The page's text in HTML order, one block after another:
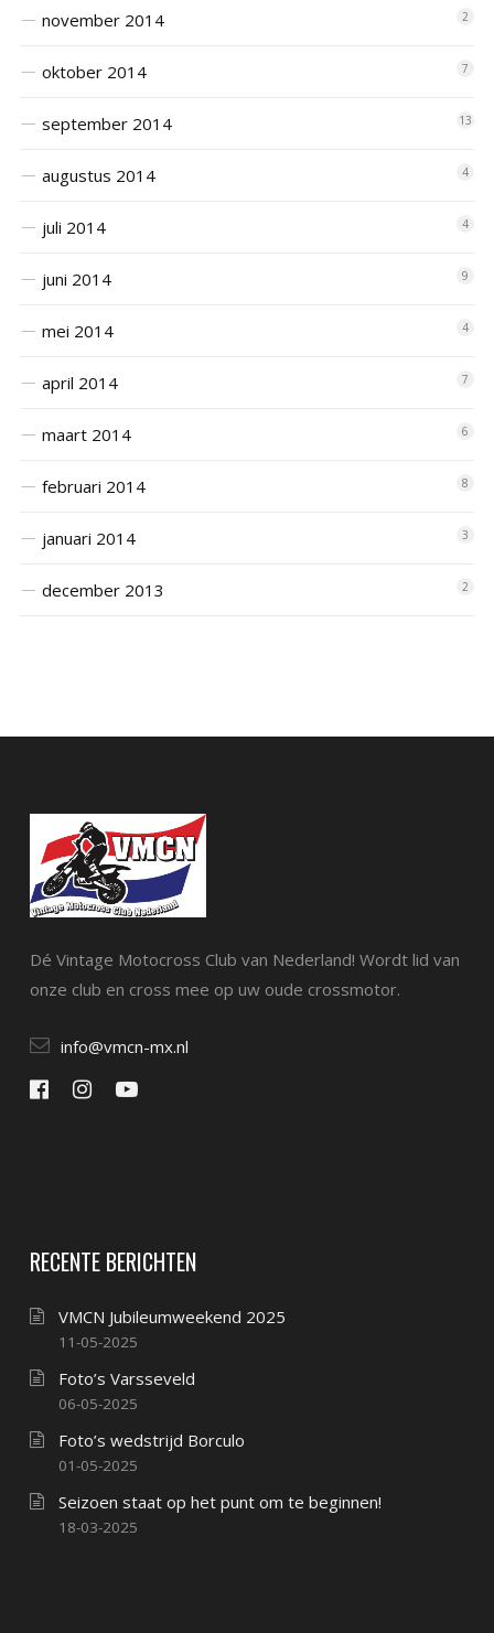
november 2014 2
oktober 2014 7
september 2014 13
augustus 2014 4
juli 2014 4
juni 2014 9
mei 2014 4
april 2014 7
maart 2014 6
februari 2014 8
januari 2014 3
december 2013 2
Dé Vintage Motocross Club van Nederland! Wordt lid van
onze club en cross mee op uw oude crossmotor.
info@vmcn-mx.nl
RECENTE BERICHTEN
VMCN Jubileumweekend 2025
11-05-2025
Foto’s Varsseveld
06-05-2025
Foto’s wedstrijd Borculo
01-05-2025
Seizoen staat op het punt om te beginnen!
18-03-2025